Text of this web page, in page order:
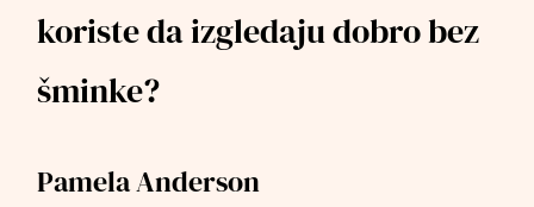
koriste da izgledaju dobro bez
šminke?
Pamela Anderson